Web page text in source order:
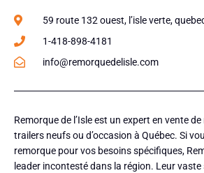
59 route 132 ouest, l’isle verte,
1-418-898-4181
info@remorquedelisle.com
Remorque de l’Isle est un expert en vente
trailers neufs ou d’occasion à Québec. Si
remorque pour vos besoins spécifiques,
leader incontesté dans la région. Leur